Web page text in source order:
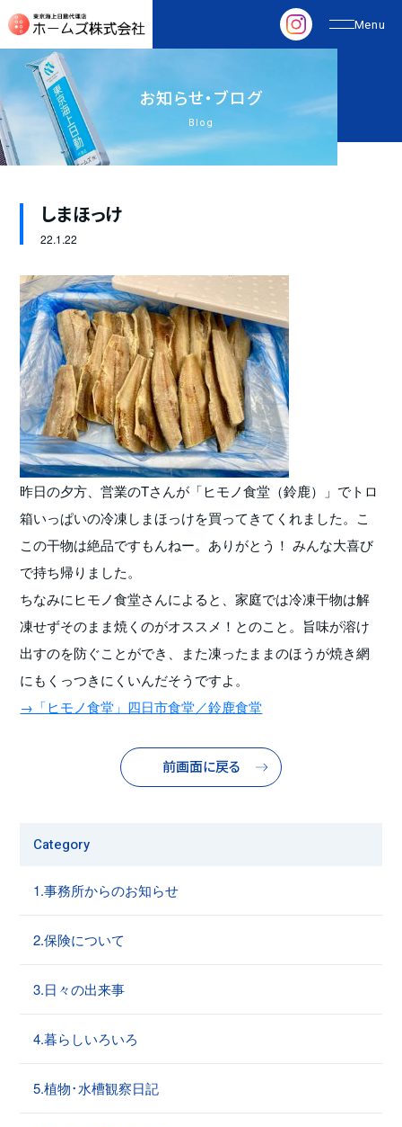
お知らせ・ブログ
Blog
しまほっけ
22.1.22
昨日の夕方、営業のTさんが「ヒモノ食堂（鈴鹿）」でトロ
箱いっぱいの冷凍しまほっけを買ってきてくれました。こ
この干物は絶品ですもんねー。ありがとう！ みんな大喜び
で持ち帰りました。
ちなみにヒモノ食堂さんによると、家庭では冷凍干物は解
凍せずそのまま焼くのがオススメ！とのこと。旨味が溶け
出すのを防ぐことができ、また凍ったままのほうが焼き網
にもくっつきにくいんだそうですよ。
→「ヒモノ食堂」四日市食堂／鈴鹿食堂
前画面に戻る
Category
1.事務所からのお知らせ
2.保険について
3.日々の出来事
4.暮らしいろいろ
5.植物･水槽観察日記